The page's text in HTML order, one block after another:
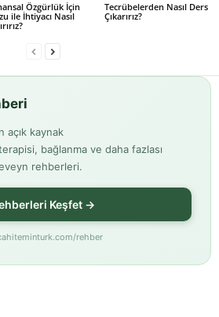
Özgürlük İçin
ile İhtiyacı Nasıl
Tecrübelerden Nasıl Ders
Çıkarırız?
açık kaynak
bağlanma ve daha fazlası
rehberleri.
Keşfet →
rehber